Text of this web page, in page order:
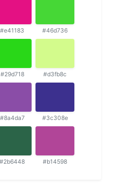
#e41183 #46d736
#29d718 #d3fb8c
#8a4da7 #3c308e
#2b6448 #b14598